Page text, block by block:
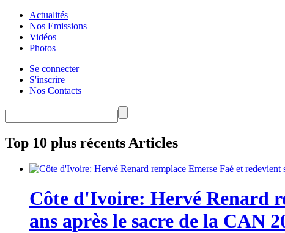
Actualités
Nos Emissions
Vidéos
Photos
Se connecter
S'inscrire
Nos Contacts
Top 10 plus récents Articles
Côte d'Ivoire: Hervé Renard
ans après le sacre de la CAN